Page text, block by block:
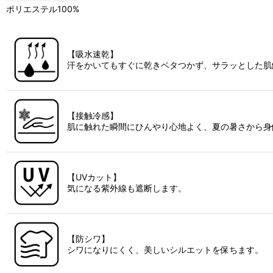
ポリエステル100%
【吸水速乾】
汗をかいてもすぐに乾きベタつかず、サラッとした肌
【接触冷感】
肌に触れた瞬間にひんやり心地よく、夏の暑さから身
【UVカット】
気になる紫外線も遮断します。
【防シワ】
シワになりにくく、美しいシルエットを保ちます。